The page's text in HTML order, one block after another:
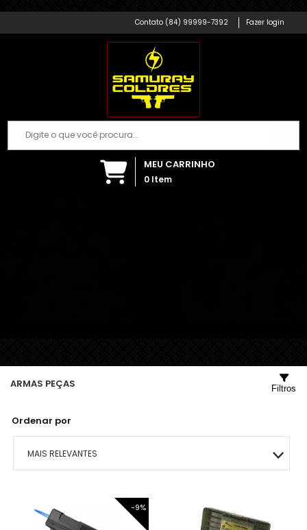
(84) 99999-7392
Fazer login
MEU CARRINHO
0 Item
ARMAS PEÇAS
Ordenar por
MAIS RELEVANTES
MENOR PREÇO
Filtros
-9%